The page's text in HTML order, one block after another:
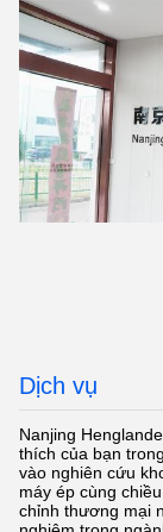
Dịch vụ
Nanjing
thích của bạn
vào nghiên cứu
máy ép cùng
chỉnh thương mại